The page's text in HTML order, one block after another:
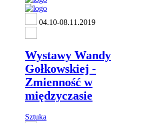
04.10-08.11.2019
Wystawy Wandy
Gołkowskiej -
Zmienność w
międzyczasie
Sztuka